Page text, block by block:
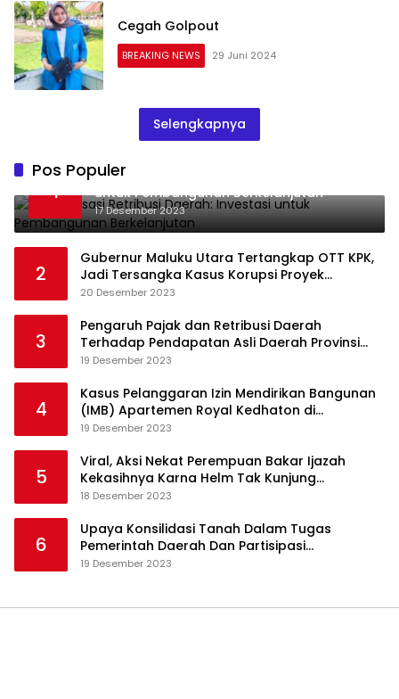
Cegah Golpout
BREAKING NEWS 29 Juni 2024
Selengkapnya
Pos Populer
1
Optimalisasi Retribusi Daerah: Investasi
untuk Pembangunan Berkelanjutan
17 Desember 2023
2
Gubernur Maluku Utara Tertangkap OTT KPK,
Jadi Tersangka Kasus Korupsi Proyek
Pengadaan Barang dan Jasa
20 Desember 2023
3
Pengaruh Pajak dan Retribusi Daerah
Terhadap Pendapatan Asli Daerah Provinsi
Jambi
19 Desember 2023
4
Kasus Pelanggaran Izin Mendirikan Bangunan
(IMB) Apartemen Royal Kedhaton di
Yogyakarta
19 Desember 2023
5
Viral, Aksi Nekat Perempuan Bakar Ijazah
Kekasihnya Karna Helm Tak Kunjung
Dikembalikan
18 Desember 2023
6
Upaya Konsilidasi Tanah Dalam Tugas
Pemerintah Daerah Dan Partisipasi
Masyarakat
19 Desember 2023